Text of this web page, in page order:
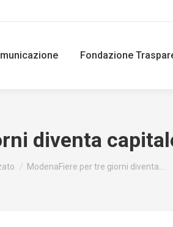
Fondazione
diventa
ModenaFiere per tre giorni diventa…